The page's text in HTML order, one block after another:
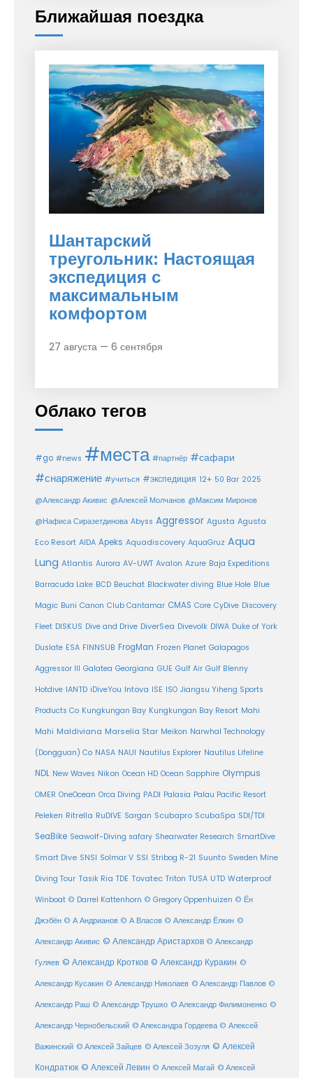
Ближайшая поездка
Шантарский
треугольник: Настоящая
экспедиция с
максимальным
комфортом
27 августа — 6 сентября
Облако тегов
#go #news #места #партнёр #сафари
#снаряжение #учиться #экспедиция 12+ 50 Bar 2025
@Александр Акивис @Алексей Молчанов @Максим Миронов
@Нафиса Сиразетдинова Abyss Aggressor Agusta Agusta
Eco Resort AIDA Apeks Aquadiscovery AquaGruz Aqua
Lung Atlantis Aurora AV-UWT Avalon Azure Baja Expeditions
Barracuda Lake BCD Beuchat Blackwater diving Blue Hole Blue
Magic Buni Canon Club Cantamar CMAS Core CyDive Discovery
Fleet DISKUS Dive and Drive DiverSea Divevolk DIWA Duke of York
Duslate ESA FINNSUB FrogMan Frozen Planet Galapagos
Aggressor III Galatea Georgiana GUE Gulf Air Gulf Blenny
Hotdive IANTD iDiveYou Intova ISE ISO Jiangsu Yiheng Sports
Products Co Kungkungan Bay Kungkungan Bay Resort Mahi
Mahi Maldiviana Marselia Star Meikon Narwhal Technology
(Dongguan) Co NASA NAUI Nautilus Explorer Nautilus Lifeline
NDL New Waves Nikon Ocean HD Ocean Sapphire Olympus
OMER OneOcean Orca Diving PADI Palasia Palau Pacific Resort
Peleken Ritrella RuDIVE Sargan Scubapro ScubaSpa SDI/TDI
SeaBike Seawolf-Diving safary Shearwater Research SmartDive
Smart Dive SNSI Solmar V SSI Stribog R-21 Suunto Sweden Mine
Diving Tour Tasik Ria TDE Tovatec Triton TUSA UTD Waterproof
Winboat © Darrel Kattenhorn © Gregory Oppenhuizen © Ён
Джэбён © А Андрианов © А Власов © Александр Ёлкин ©
Александр Акивис © Александр Аристархов © Александр
Гуляев © Александр Кротков © Александр Куракин ©
Александр Кусакин © Александр Николаев © Александр Павлов ©
Александр Раш © Александр Трушко © Александр Филимоненко ©
Александр Чернобельский © Александра Гордеева © Алексей
Важинский © Алексей Зайцев © Алексей Зозуля © Алексей
Кондратюк © Алексей Левин © Алексей Магай © Алексей